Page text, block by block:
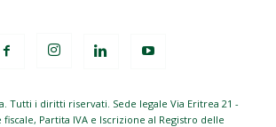
Tutti i diritti riservati. Sede legale Via Eritrea 21 -
Partita IVA e Iscrizione al Registro delle